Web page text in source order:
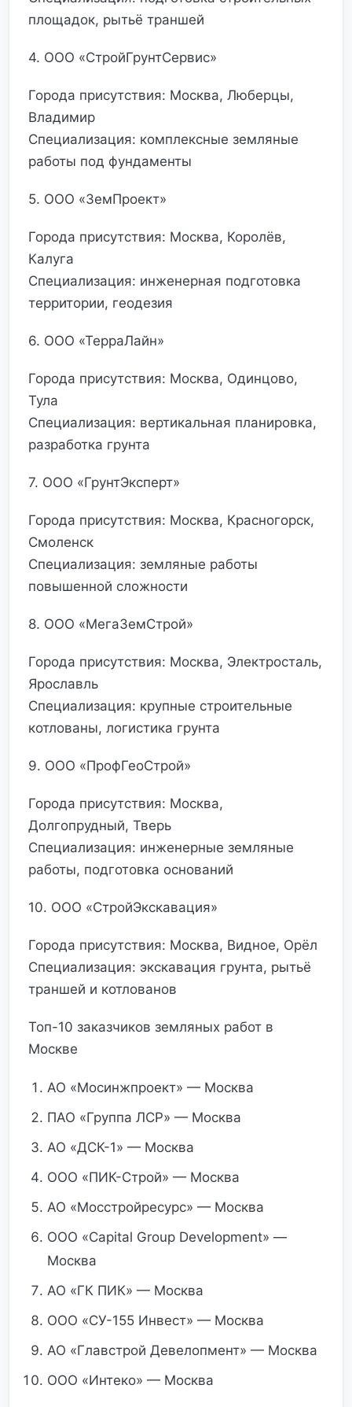
площадок, рытьё траншей
4. ООО «СтройГрунтСервис»
Города присутствия: Москва, Люберцы,
Владимир
Специализация: комплексные земляные
работы под фундаменты
5. ООО «ЗемПроект»
Города присутствия: Москва, Королёв,
Калуга
Специализация: инженерная подготовка
территории, геодезия
6. ООО «ТерраЛайн»
Города присутствия: Москва, Одинцово,
Тула
Специализация: вертикальная планировка,
разработка грунта
7. ООО «ГрунтЭксперт»
Города присутствия: Москва, Красногорск,
Смоленск
Специализация: земляные работы
повышенной сложности
8. ООО «МегаЗемСтрой»
Города присутствия: Москва, Электросталь,
Ярославль
Специализация: крупные строительные
котлованы, логистика грунта
9. ООО «ПрофГеоСтрой»
Города присутствия: Москва,
Долгопрудный, Тверь
Специализация: инженерные земляные
работы, подготовка оснований
10. ООО «СтройЭкскавация»
Города присутствия: Москва, Видное, Орёл
Специализация: экскавация грунта, рытьё
траншей и котлованов
Топ-10 заказчиков земляных работ в
Москве
АО «Мосинжпроект» — Москва
ПАО «Группа ЛСР» — Москва
АО «ДСК-1» — Москва
ООО «ПИК-Строй» — Москва
АО «Мосстройресурс» — Москва
ООО «Capital Group Development» —
Москва
АО «ГК ПИК» — Москва
ООО «СУ-155 Инвест» — Москва
АО «Главстрой Девелопмент» — Москва
ООО «Интеко» — Москва